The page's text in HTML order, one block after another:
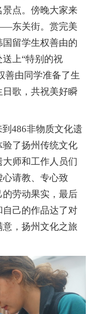
点。傍晚大家来
东关街。赏完美
留学生权善由的
上“特别的祝
善由同学准备了生
日歌，共祝美好瞬
486非物质文化遗
了扬州传统文化
师和工作人员们
请教、专心致
劳动果实，最后
己的作品达了对
，扬州文化之旅